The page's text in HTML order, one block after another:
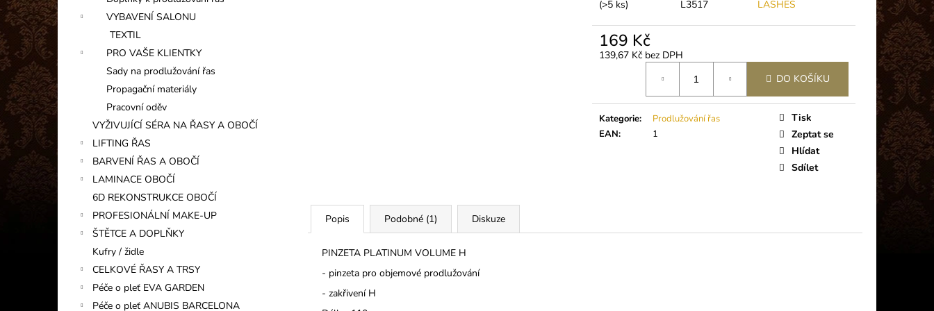
l
VYBAVENÍ SALONU
TEXTIL
PRO VAŠE KLIENTKY
Sady na prodlužování řas
Propagační materiály
Pracovní oděv
VYŽIVUJÍCÍ SÉRA NA ŘASY A OBOČÍ
LIFTING ŘAS
BARVENÍ ŘAS A OBOČÍ
LAMINACE OBOČÍ
6D REKONSTRUKCE OBOČÍ
PROFESIONÁLNÍ MAKE-UP
ŠTĚTCE A DOPLŇKY
Kufry / židle
CELKOVÉ ŘASY A TRSY
Péče o pleť EVA GARDEN
Péče o pleť ANUBIS BARCELONA
(>5 ks)
L3517
LASHES
169 Kč
139,67 Kč bez DPH
DO KOŠÍKU
Kategorie:
Prodlužování řas
EAN: 1
Tisk
Zeptat se
Hlídat
Sdílet
Popis Podobné (1) Diskuze
PINZETA PLATINUM VOLUME H
- pinzeta pro objemové prodlužování
- zakřivení H
1 Kč